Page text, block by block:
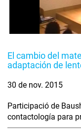
El cambio del
adaptación de
30 de nov. 2015
Participació de
contactología para